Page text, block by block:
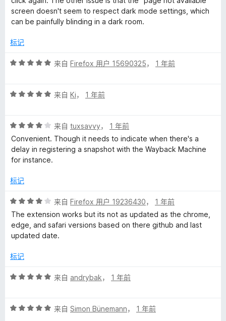
screen doesn't seem to respect dark mode settings, which
can be painfully blinding in a dark room.
标记
评
/
来自 Firefox 用户 15690325， 1 年前
评
/
5
来自 Ki， 1 年前
评
分
4
/
来自 tuxsavvy， 1 年前
Convenient. Though it needs to indicate when there's a
delay in registering a snapshot with the Wayback Machine
for instance.
标记
评
分
4
/
来自 Firefox 用户 19236430， 1 年前
The extension works but its not as updated as the chrome,
edge, and safari versions based on there github and last
updated date.
标记
评
/
来自 andrybak， 1 年前
评
来自 Simon Bünemann， 1 年前